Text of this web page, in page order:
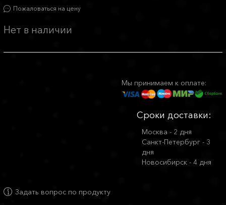
Пожаловаться на цену
Нет в наличии
Мы принимаем к оплате:
Сроки доставки:
Москва - 2 дня
Санкт-Петербург - 3
дня
Новосибирск - 4 дня
Задать вопрос по продукту